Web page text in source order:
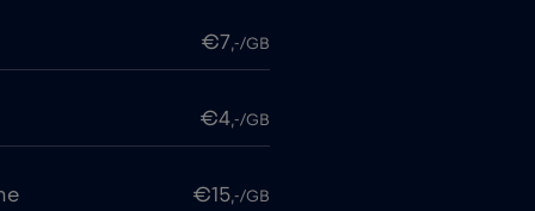
€7,-/GB
€4,-/GB
€15,-/GB